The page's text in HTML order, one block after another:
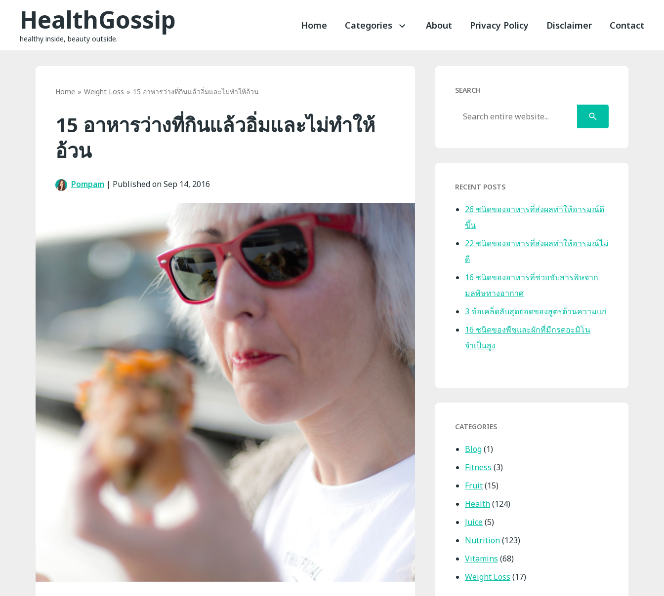
contentHealthGossip
healthy inside, beauty outside.
Home Categories About Privacy Policy Disclaimer Contact
Home Weight Loss 15 อาหารว่างที่กินแล้วอิ่มและไม่ทำให้อ้วน
15 อาหารว่างที่กินแล้วอิ่มและไม่ทำให้
อ้วน
Pompam | Published on Sep 14, 2016
SEARCH
RECENT POSTS
26 ชนิดของอาหารที่ส่งผลทำให้อารมณ์ดี
ขึ้น
22 ชนิดของอาหารที่ส่งผลทำให้อารมณ์ไม่
ดี
16 ชนิดของอาหารที่ช่วยขับสารพิษจาก
มลพิษทางอากาศ
3 ข้อเคล็ดลับสุดยอดของสูตรต้านความแก่
16 ชนิดของพืชและผักที่มีกรดอะมิโน
จำเป็นสูง
CATEGORIES
Blog(1)
Fitness (3)
Fruit(15)
Health(124)
Juice(5)
Nutrition(123)
Vitamins (68)
Weight Loss (17)